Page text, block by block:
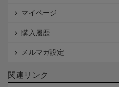
マイページ
購入履歴
メルマガ設定
関連リンク